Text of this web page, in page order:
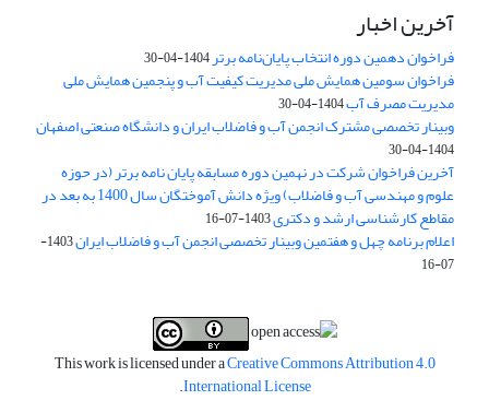
آخرین اخبار
فراخوان دهمین دوره انتخاب پایان‌نامه برتر1404-04-30
فراخوان سومین همایش ملی مدیریت کیفیت آب و پنجمین همایش ملی
مدیریت مصرف آب1404-04-30
وبینار تخصصی مشترک انجمن آب و فاضلاب ایران و دانشگاه صنعتی اصفهان
1404-04-30
آخرین فراخوان شرکت در نهمین دوره مسابقه پایان نامه برتر (در حوزه
علوم و مهندسی آب و فاضلاب) ویژه دانش آموختگان سال 1400 به بعد در
مقاطع کارشناسی ارشد و دکتری1403-07-16
اعلام برنامه چهل و هفتمین وبینار تخصصی انجمن آب و فاضلاب ایران
1403-
07-16
This work is licensed under aCreative Commons Attribution 4.0
International License
.